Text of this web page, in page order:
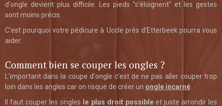
d'ongle devient plus difficile. Les pieds "s’éloignent" et les gestes
sont moins précis.
C'est pourquoi votre pédicure à Uccle près d'Etterbeek pourra vous
aider.
Comment bien se couper les ongles ?
L'important dans la coupe d'ongle c'est de ne pas aller couper trop
loin dans les angles car on risque de créer un ongle incarné
Il faut couper les ongles
le plus droit possibleet juste arrondir les